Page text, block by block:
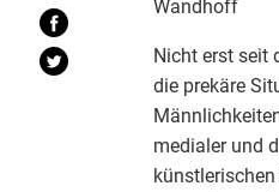
Wandhoff
Nicht erst seit
die prekäre
medialer und